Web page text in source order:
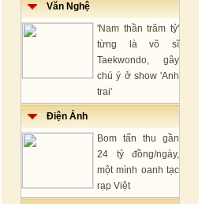
Văn Nghệ
'Nam thần trăm tỷ'
từng là võ sĩ
Taekwondo, gây
chú ý ở show 'Anh
trai'
Điện Ảnh
Bom tấn thu gần
24 tỷ đồng/ngày,
một mình oanh tạc
rạp Việt